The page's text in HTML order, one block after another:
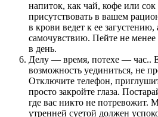
напиток, как чай, кофе или
присутствовать в вашем
в крови ведет к ее
самочувствию. Пейте не
в день.
Делу — время, потехе — час..
возможность уединиться, не
Отключите телефон,
просто закройте глаза.
где вас никто не потревожит.
утренней суетой должен